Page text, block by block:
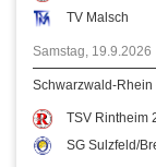
TV Malsch
Samstag, 19.9.2026
Schwarzwald-Rhein
TSV Rintheim
SG Sulzfeld/